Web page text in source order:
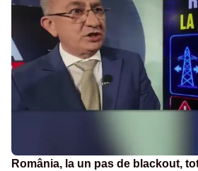
România, la un pas de blackout,